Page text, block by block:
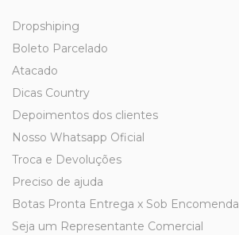
Dropshiping
Boleto Parcelado
Atacado
Dicas Country
Depoimentos dos clientes
Nosso Whatsapp Oficial
Troca e Devoluções
Preciso de ajuda
Botas Pronta Entrega x Sob Encomenda
Seja um Representante Comercial